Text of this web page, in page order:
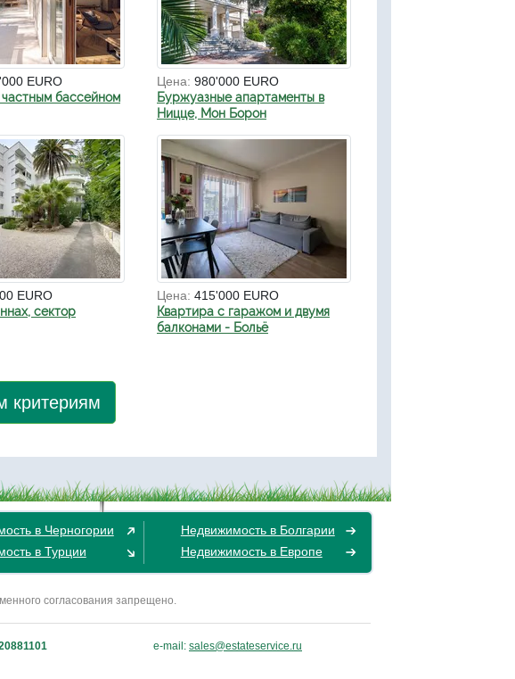
EURO
бассейном
Цена: 980'000 EURO
Буржуазные апартаменты в
Ницце, Мон Борон
EURO
сектор
Цена: 415'000 EURO
Квартира с гаражом и двумя
балконами - Больё
критериям
в Черногории
в Турции
Недвижимость в Болгарии
Недвижимость в Европе
согласования запрещено.
e-mail: sales@estateservice.ru